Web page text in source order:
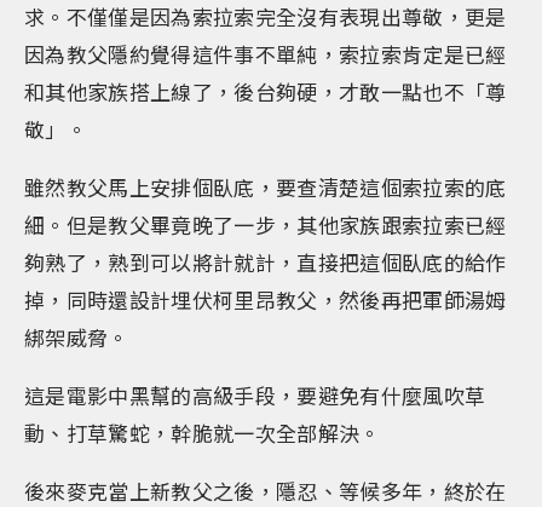
求。不僅僅是因為索拉索完全沒有表現出尊敬，更是
因為教父隱約覺得這件事不單純，索拉索肯定是已經
和其他家族搭上線了，後台夠硬，才敢一點也不「尊
敬」。
雖然教父馬上安排個臥底，要查清楚這個索拉索的底
細。但是教父畢竟晚了一步，其他家族跟索拉索已經
夠熟了，熟到可以將計就計，直接把這個臥底的給作
掉，同時還設計埋伏柯里昂教父，然後再把軍師湯姆
綁架威脅。
這是電影中黑幫的高級手段，要避免有什麼風吹草
動、打草驚蛇，幹脆就一次全部解決。
後來麥克當上新教父之後，隱忍、等候多年，終於在